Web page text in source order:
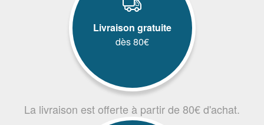
Livraison gratuite
dès 80€
La livraison est offerte à partir de 80€ d'achat.